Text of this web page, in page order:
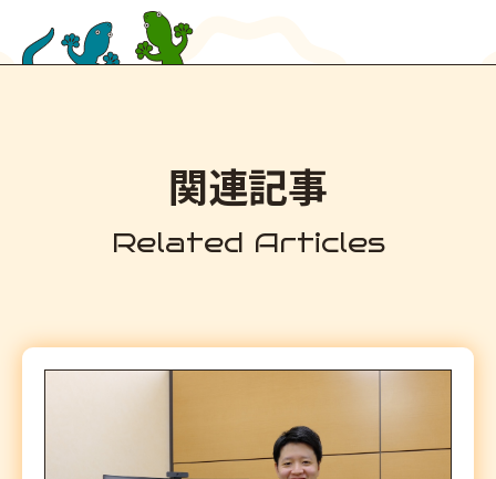
関連記事
Related Articles